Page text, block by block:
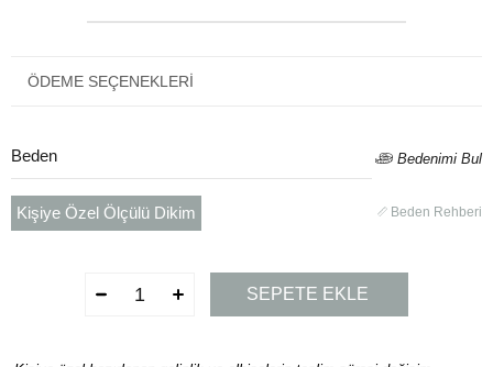
ÖDEME SEÇENEKLERI
Bedenimi Bul
Beden Rehberi
Beden
Kişiye Özel Ölçülü Dikim